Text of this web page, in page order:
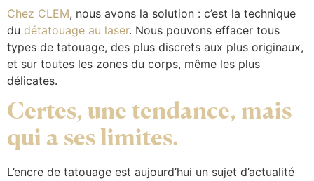
Chez CLEM, nous avons la solution : c’est la technique
du détatouage au laser. Nous pouvons effacer tous
types de tatouage, des plus discrets aux plus originaux,
et sur toutes les zones du corps, même les plus
délicates.
Certes, une tendance, mais
qui a ses limites.
L’encre de tatouage est aujourd’hui un sujet d’actualité